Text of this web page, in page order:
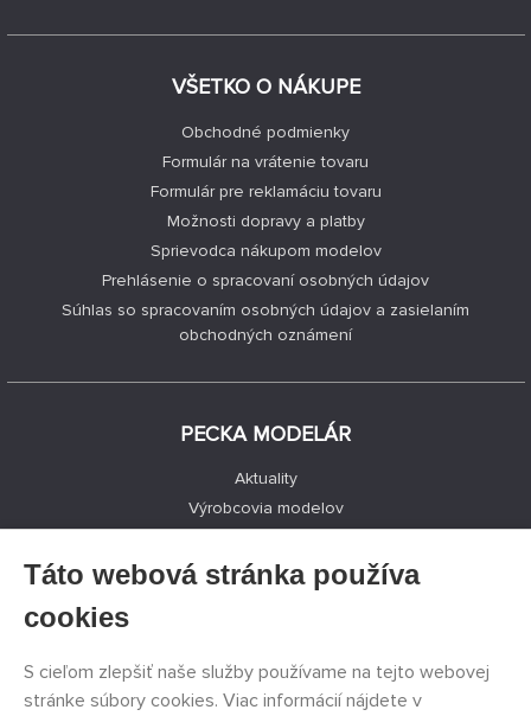
VŠETKO O NÁKUPE
Obchodné podmienky
Formulár na vrátenie tovaru
Formulár pre reklamáciu tovaru
Možnosti dopravy a platby
Sprievodca nákupom modelov
Prehlásenie o spracovaní osobných údajov
Súhlas so spracovaním osobných údajov a zasielaním
obchodných oznámení
PECKA MODELÁR
Aktuality
Výrobcovia modelov
Kontakty
Facebook
Táto webová stránka používa
cookies
S cieľom zlepšiť naše služby používame na tejto webovej
stránke súbory cookies. Viac informácií nájdete v